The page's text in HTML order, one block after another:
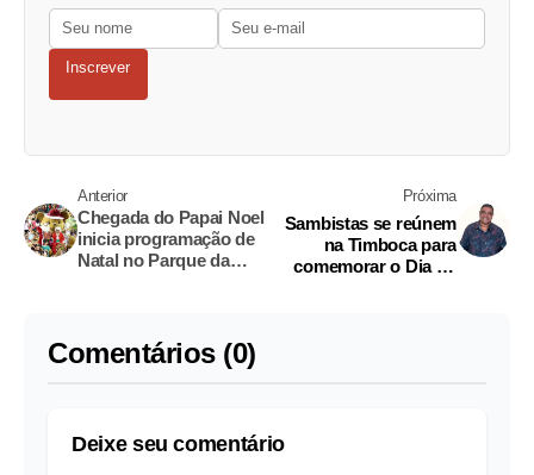
Inscrever
Anterior
Chegada do Papai Noel
inicia programação de
Natal no Parque da
Próxima
Sambistas se reúnem
na Timboca para
comemorar o Dia do
Comentários (0)
Deixe seu comentário